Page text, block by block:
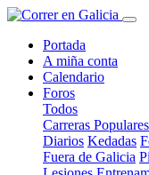
Portada
A miña conta
Calendario
Foros
Todos
Carreras Populares
Diarios Kedadas
Fuera de Galicia